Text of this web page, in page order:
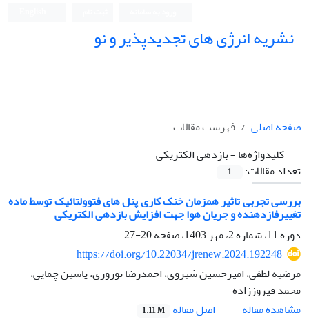
نشریه انرژی های تجدیدپذیر و نو
صفحه اصلی
فهرست مقالات
کلیدواژه‌ها =بازدهی الکتریکی
تعداد مقالات:
1
بررسی تجربی تاثیر همزمان خنک کاری پنل های فتوولتائیک توسط ماده
تغییرفازدهنده و جریان هوا جهت افزایش بازدهی الکتریکی
دوره 11، شماره 2، مهر 1403، صفحه
20-27
https://doi.org/10.22034/jrenew.2024.192248
مرضیه لطفی، امیرحسین شیروی، احمدرضا نوروزی، یاسین چمایی،
محمد فیروززاده
مشاهده مقاله
اصل مقاله 1.11 M